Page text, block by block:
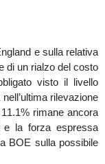
e sulla relativa
di un rialzo del costo
visto il livello
rilevazione
rimane ancora
e la forza espressa
BOE sulla possibile